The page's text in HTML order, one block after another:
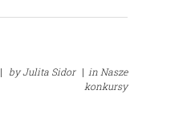
| byJulita Sidor | in Nasze
konkursy